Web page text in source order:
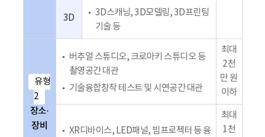
3D
3D스캐닝, 3D모델링, 3D프린팅
기술 등
유형
2
장소·
장비
버추얼 스튜디오, 크로마키 스튜디오 등
촬영공간 대관
기술융합창작 테스트 및 시연공간 대관
최대
2천
만 원
이하
XR디바이스, LED패널, 빔프로젝터 등 융
최대
1천